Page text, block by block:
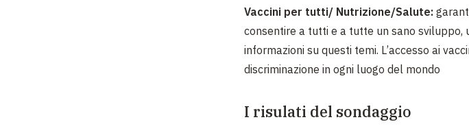
Vaccini per tutti/ Nutrizione/Salute:
consentire a tutti e a tutte un sano
informazioni su questi temi. L’accesso ai
discriminazione in ogni luogo del mondo
I risulati del sondaggio